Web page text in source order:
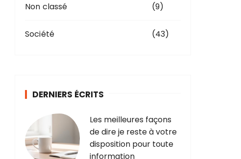
Non classé (9)
Société (43)
DERNIERS ÉCRITS
Les meilleures façons
de dire je reste à votre
disposition pour toute
information